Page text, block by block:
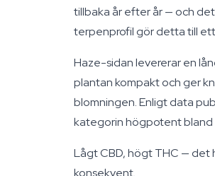
tillbaka år efter år — och
terpenprofil gör detta till ett
Haze-sidan levererar en
plantan kompakt och ger
blomningen. Enligt data
kategorin högpotent bland
Lågt CBD, högt THC — det
konsekvent.